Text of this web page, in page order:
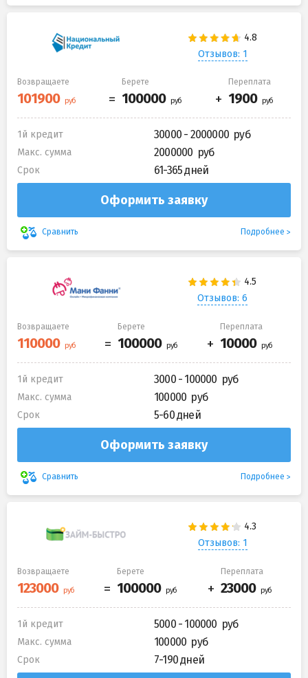
Отзывов: 1
Возвращаете Берете Переплата
1й кредит 30000 - 2000000
Макс. сумма 2000000
Срок 61-365 дней
Оформить заявку
Сравнить Подробнее
Отзывов: 6
Возвращаете Берете Переплата
1й кредит 3000 - 100000
Макс. сумма 100000
Срок 5-60 дней
Оформить заявку
Сравнить Подробнее
Отзывов: 1
Возвращаете Берете Переплата
1й кредит 5000 - 100000
Макс. сумма 100000
Срок 7-190 дней